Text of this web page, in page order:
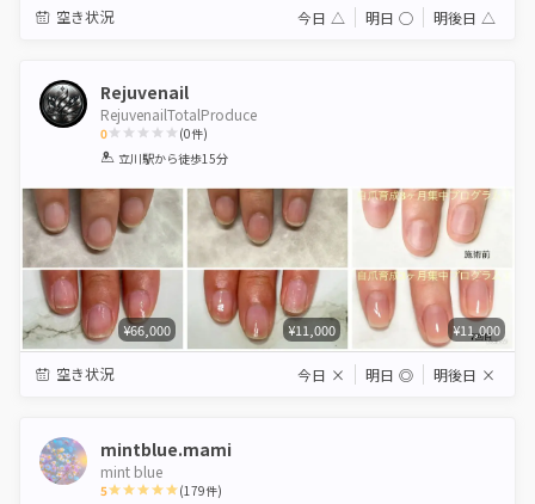
空き状況 今日 △ 明日 ◯ 明後日 △
Rejuvenail
RejuvenailTotalProduce
0
1 2 3 4 5
(0件)
立川駅から徒歩15分
¥66,000 ¥11,000 ¥11,000
空き状況 今日 × 明日 ◎ 明後日 ×
mintblue.mami
mint blue
5 (179件)